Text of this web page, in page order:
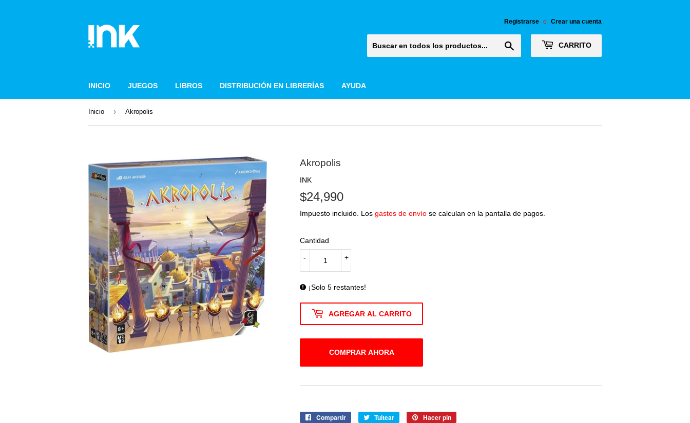
Registrarse o Crear una cuenta
CARRITO
INICIO JUEGOS LIBROS DISTRIBUCIÓN EN LIBRERÍAS AYUDA
Inicio › Akropolis
Akropolis
INK
$24,990
Impuesto incluido. Los gastos de envío se calculan en la pantalla de pagos.
Cantidad
+
-
¡Solo 5 restantes!
AGREGAR AL CARRITO
COMPRAR AHORA
Compartir
CompartirTuitear
Tuitear Hacer pin